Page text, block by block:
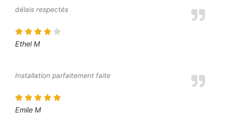
délais respectés
Ethel M
Installation parfaitement faite
Emile M